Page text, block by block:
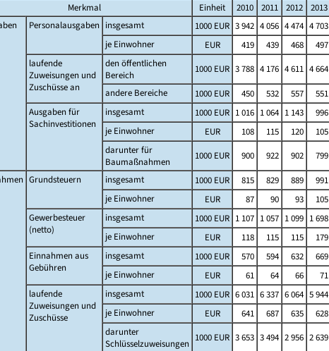
Merkmal Einheit 2010 2011 2012 2013
Personalausgaben insgesamt 1000 EUR 3 942 4 056 4 474 4 703
je Einwohner
EUR 419 439 468 497
laufende
Zuweisungen und
Zuschüsse an
den öffentlichen
Bereich
1000 EUR 3 788 4 176 4 611 4 664
andere Bereiche
1000 EUR 450 532 557 551
Ausgaben für
Sachinvestitionen
insgesamt 1000 EUR 1 016 1 064 1 143 996
je Einwohner
EUR 108 115 120 105
darunter für
Baumaßnahmen
1000 EUR 900 922 902 799
Grundsteuern insgesamt 1000 EUR 815 829 889 991
je Einwohner
EUR 87 90 93 105
Gewerbesteuer
(netto)
insgesamt 1000 EUR 1 107 1 057 1 099 1 698
je Einwohner
EUR 118 115 115 179
Einnahmen aus
Gebühren
insgesamt 1000 EUR 570 594 632 669
je Einwohner
EUR 61 64 66 71
laufende
Zuweisungen und
Zuschüsse
insgesamt 1000 EUR 6 031 6 337 6 064 5 944
je Einwohner
EUR 641 687 635 628
darunter
Schlüsselzuweisungen
1000 EUR 3 653 3 494 2 956 2 639